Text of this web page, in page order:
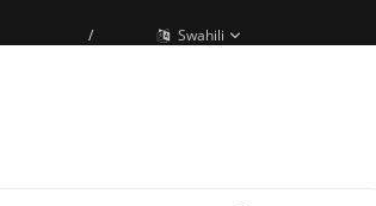
/ Swahili